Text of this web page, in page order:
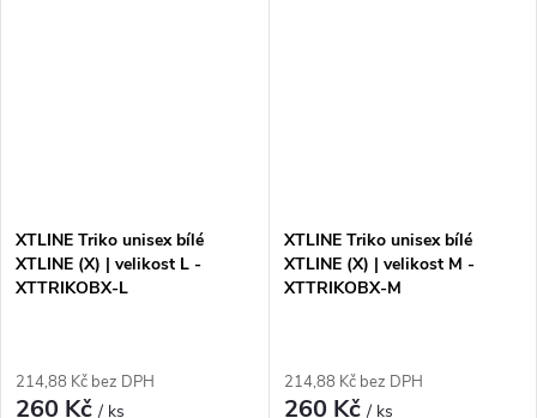
XTLINE Triko unisex bílé
XTLINE (X) | velikost L -
XTTRIKOBX-L
214,88 Kč bez DPH
260 Kč/ ks
XTLINE Triko unisex bílé
XTLINE (X) | velikost M -
XTTRIKOBX-M
214,88 Kč bez DPH
260 Kč/ ks